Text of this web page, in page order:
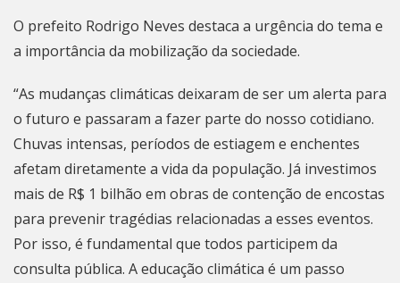
O prefeito Rodrigo Neves destaca a urgência do tema e
a importância da mobilização da sociedade.
“As mudanças climáticas deixaram de ser um alerta para
o futuro e passaram a fazer parte do nosso cotidiano.
Chuvas intensas, períodos de estiagem e enchentes
afetam diretamente a vida da população. Já investimos
mais de R$ 1 bilhão em obras de contenção de encostas
para prevenir tragédias relacionadas a esses eventos.
Por isso, é fundamental que todos participem da
consulta pública. A educação climática é um passo